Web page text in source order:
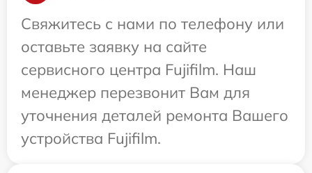
Свяжитесь с нами по телефону или
оставьте заявку на сайте
сервисного центра Fujifilm. Наш
менеджер перезвонит Вам для
уточнения деталей ремонта Вашего
устройства Fujifilm.